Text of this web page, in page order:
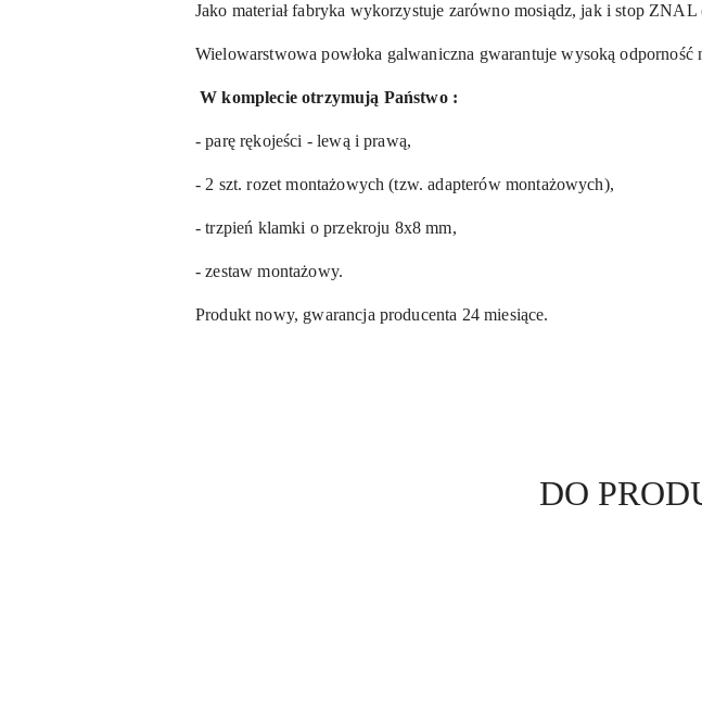
Jako materiał fabryka wykorzystuje zarówno mosiądz, jak i stop
Wielowarstwowa powłoka galwaniczna gwarantuje wysoką odporność
W komplecie otrzymują Państwo :
- parę rękojeści - lewą i prawą,
- 2 szt. rozet montażowych (tzw. adapterów montażowych),
- trzpień klamki o przekroju 8x8 mm,
- zestaw montażowy.
Produkt nowy, gwarancja producenta 24 miesiące.
Produkty
DO